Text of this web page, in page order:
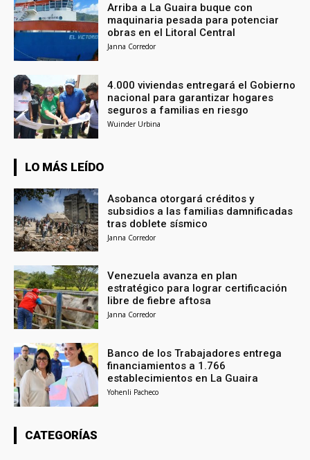
Arriba a La Guaira buque con
maquinaria pesada para potenciar
obras en el Litoral Central
Janna Corredor
4.000 viviendas entregará el Gobierno
nacional para garantizar hogares
seguros a familias en riesgo
Wuinder Urbina
LO MÁS LEÍDO
Asobanca otorgará créditos y
subsidios a las familias damnificadas
tras doblete sísmico
Janna Corredor
Venezuela avanza en plan
estratégico para lograr certificación
libre de fiebre aftosa
Janna Corredor
Banco de los Trabajadores entrega
financiamientos a 1.766
establecimientos en La Guaira
Yohenli Pacheco
CATEGORÍAS